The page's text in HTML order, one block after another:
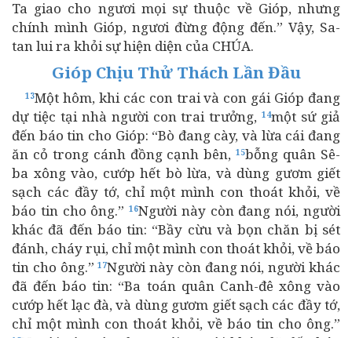
Ta giao cho ngươi mọi sự thuộc về Gióp, nhưng
chính mình Gióp, ngươi đừng động đến.” Vậy, Sa-
tan lui ra khỏi sự hiện diện của CHÚA.
Gióp Chịu Thử Thách Lần Đầu
13Một hôm, khi các con trai và con gái Gióp đang
dự tiệc tại nhà người con trai trưởng,14một sứ giả
đến báo tin cho Gióp: “Bò đang cày, và lừa cái đang
ăn cỏ trong cánh đồng cạnh bên,15bỗng quân Sê-
ba xông vào, cướp hết bò lừa, và dùng gươm giết
sạch các đầy tớ, chỉ một mình con thoát khỏi, về
báo tin cho ông.”16Người này còn đang nói, người
khác đã đến báo tin: “Bầy cừu và bọn chăn bị sét
đánh, cháy rụi, chỉ một mình con thoát khỏi, về báo
tin cho ông.”17Người này còn đang nói, người khác
đã đến báo tin: “Ba toán quân Canh-đê xông vào
cướp hết lạc đà, và dùng gươm giết sạch các đầy tớ,
chỉ một mình con thoát khỏi, về báo tin cho ông.”